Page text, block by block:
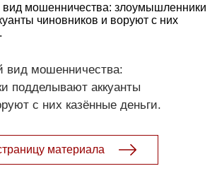
мошенничества: злоумышленники
чиновников и воруют с них
вид мошенничества:
подделывают аккуанты
с них казённые деньги.
материала